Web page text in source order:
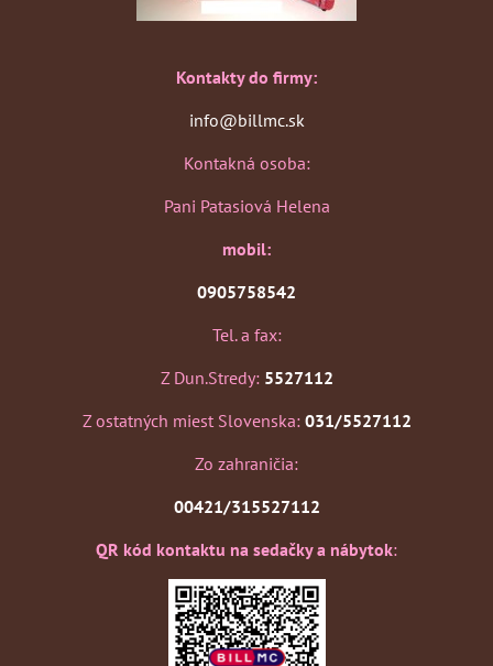
Kontakty do firmy:
info@billmc.sk
Kontakná osoba:
Pani Patasiová Helena
mobil:
0905758542
Tel. a fax:
Z Dun.Stredy: 5527112
Z ostatných miest Slovenska: 031/5527112
Zo zahraničia:
00421/315527112
QR kód kontaktu na sedačky a nábytok: